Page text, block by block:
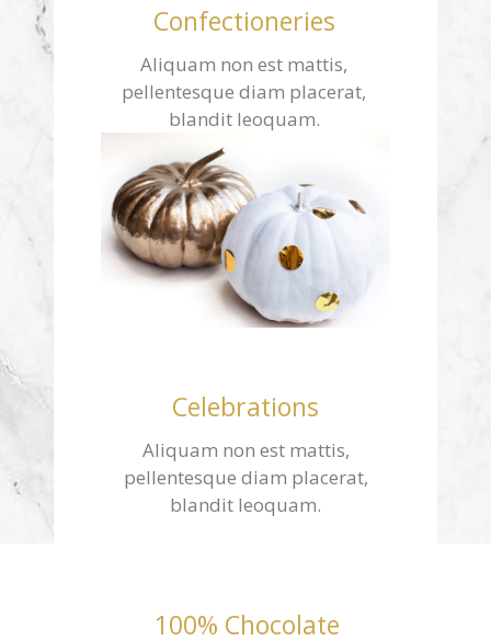
Confectioneries
Aliquam non est mattis,
pellentesque diam placerat,
blandit leoquam.
Celebrations
Aliquam non est mattis,
pellentesque diam placerat,
blandit leoquam.
100% Chocolate